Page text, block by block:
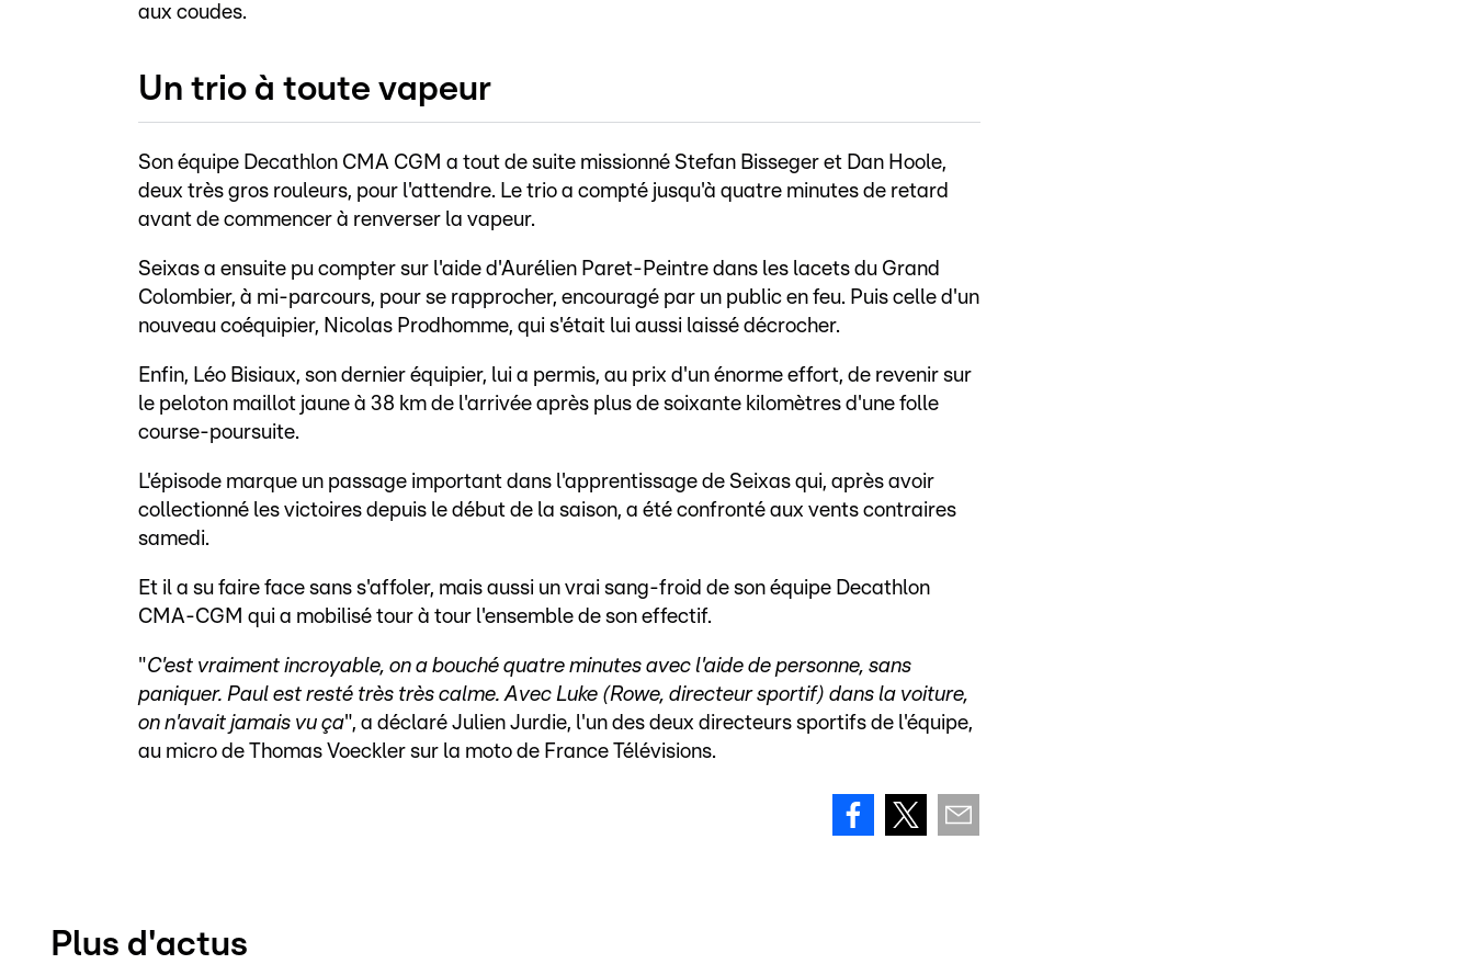
aux coudes.
Un trio à toute vapeur
Son équipe Decathlon CMA CGM a tout de suite missionné Stefan Bisseger et Dan Hoole,
deux très gros rouleurs, pour l'attendre. Le trio a compté jusqu'à quatre minutes de retard
avant de commencer à renverser la vapeur.
Seixas a ensuite pu compter sur l'aide d'Aurélien Paret-Peintre dans les lacets du Grand
Colombier, à mi-parcours, pour se rapprocher, encouragé par un public en feu. Puis celle d'un
nouveau coéquipier, Nicolas Prodhomme, qui s'était lui aussi laissé décrocher.
Enfin, Léo Bisiaux, son dernier équipier, lui a permis, au prix d'un énorme effort, de revenir sur
le peloton maillot jaune à 38 km de l'arrivée après plus de soixante kilomètres d'une folle
course-poursuite.
L'épisode marque un passage important dans l'apprentissage de Seixas qui, après avoir
collectionné les victoires depuis le début de la saison, a été confronté aux vents contraires
samedi.
Et il a su faire face sans s'affoler, mais aussi un vrai sang-froid de son équipe Decathlon
CMA-CGM qui a mobilisé tour à tour l'ensemble de son effectif.
"C'est vraiment incroyable, on a bouché quatre minutes avec l'aide de personne, sans
paniquer. Paul est resté très très calme. Avec Luke (Rowe, directeur sportif) dans la voiture,
on n'avait jamais vu ça", a déclaré Julien Jurdie, l'un des deux directeurs sportifs de l'équipe,
au micro de Thomas Voeckler sur la moto de France Télévisions.
Plus d'actus